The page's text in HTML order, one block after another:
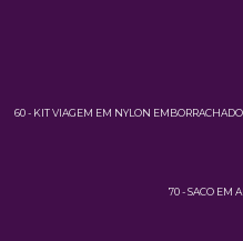
60 - KIT VIAGEM EM NYLON EMBORRACHADO
70 - SACO EM